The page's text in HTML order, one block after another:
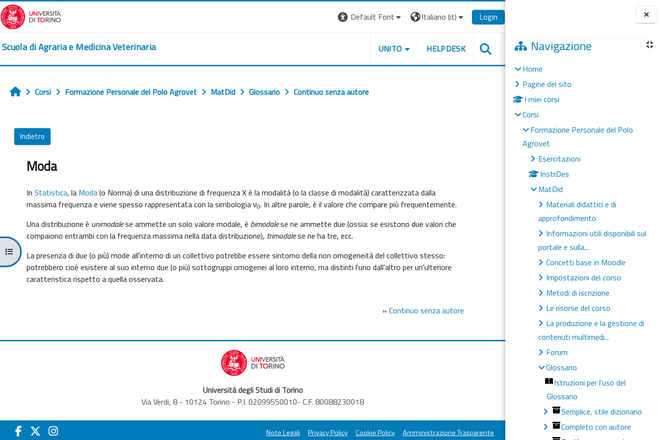
Vai al contenuto principale
Blocchi
Navigazione
Home
Pagine del sito
I miei corsi
Corsi
Formazione Personale del Polo
Agrovet
Esercitazioni
InstrDes
MatDid
Materiali didattici e di
approfondimento
Informazioni utili disponibili sul
portale e sulla...
Concetti base in Moodle
Impostazioni del corso
Metodi di iscrizione
Le risorse del corso
La produzione e la gestione di
contenuti multimedi...
Forum
Glossario
Istruzioni per l'uso del
Glossario
Semplice, stile dizionario
Completo con autore
Default Font Italiano ‎(it)‎ Login
Scuola di Agraria e Medicina Veterinaria UNITO HELPDESK
Apri indice del corso
Home
Corsi Formazione Personale del Polo Agrovet MatDid Glossario Continuo senza autore
Indietro
Moda
In Statistica, la Moda(o Norma) di una distribuzione di frequenza X è la modalità (o la classe di modalità) caratterizzata dalla
massima frequenza e viene spesso rappresentata con la simbologia ν0. In altre parole, è il valore che compare più frequentemente.
Una distribuzione è unimodalese ammette un solo valore modale, è bimodalese ne ammette due (ossia: se esistono due valori che
compaiono entrambi con la frequenza massima nella data distribuzione), trimodalese ne ha tre, ecc.
La presenza di due (o più) mode all'interno di un collettivo potrebbe essere sintomo della non omogeneità del collettivo stesso:
potrebbero cioè esistere al suo interno due (o più) sottogruppi omogenei al loro interno, ma distinti l'uno dall'altro per un'ulteriore
caratteristica rispetto a quella osservata.
» Continuo senza autore
Università degli Studi di Torino
Via Verdi, 8 - 10124 Torino - P.I. 02099550010- C.F. 80088230018
Note Legali Privacy Policy Cookie Policy Amministrazione Trasparente